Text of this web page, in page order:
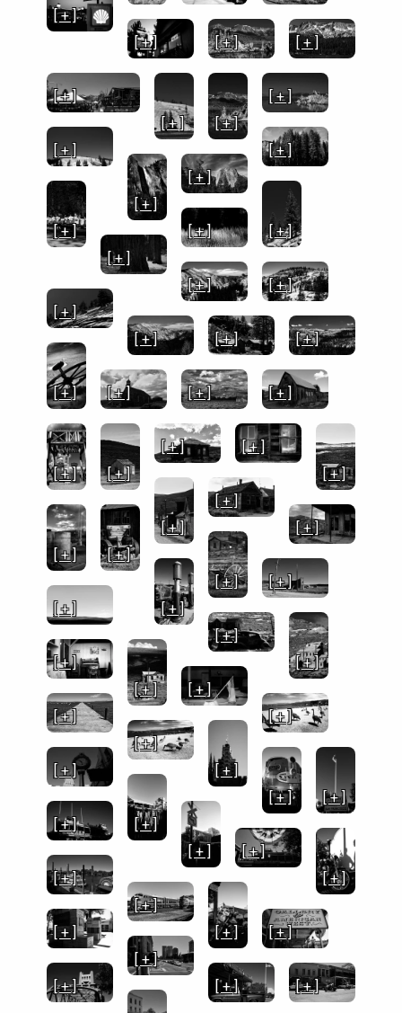
[ + ]
[ + ]
[ + ] [ + ]
[ + ]
[ + ]
[ + ]
[ + ]
[ + ] [ + ]
[ + ]
[ + ]
[ + ] [ + ]
[ + ]
[ + ]
[ + ]
[ + ]
[ + ]
[ + ]
[ + ] [ + ]
[ + ] [ + ] [ + ] [ + ]
[ + ] [ + ]
[ + ]
[ + ]
[ + ]
[ + ]
[ + ]
[ + ] [ + ]
[ + ]
[ + ]
[ + ]
[ + ]
[ + ]
[ + ]
[ + ]
[ + ]
[ + ]
[ + ]
[ + ]
[ + ]
[ + ]
[ + ]
[ + ]
[ + ]
[ + ]
[ + ]
[ + ]
[ + ]
[ + ]
[ + ]
[ + ]
[ + ]
[ + ]
[ + ]
[ + ]
[ + ]
[ + ]
[ + ] [ + ]